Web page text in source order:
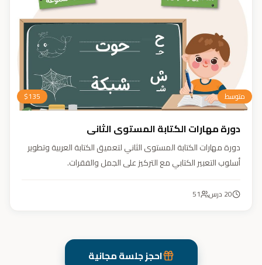
متوسط $135
دورة مهارات الكتابة المستوى الثاني
دورة مهارات الكتابة المستوى الثاني لتعميق الكتابة العربية وتطوير
أسلوب التعبير الكتابي مع التركيز على الجمل والفقرات.
20 درس 51
احجز جلسة مجانية